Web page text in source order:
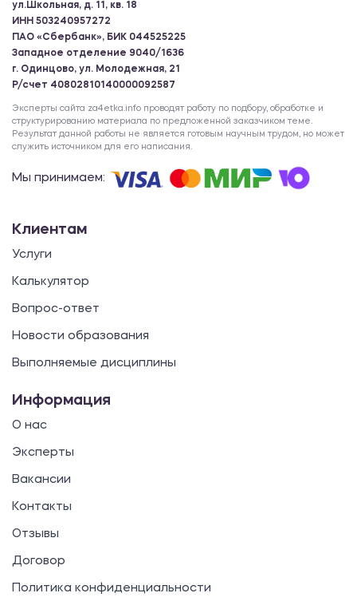
ул.Школьная, д. 11, кв. 18
ИНН 503240957272
ПАО «Сбербанк», БИК 044525225
Западное отделение 9040/1636
г. Одинцово, ул. Молодежная, 21
Р/счет 40802810140000092587
Эксперты сайта za4etka.info проводят работу по подбору, обработке и
структурированию материала по предложенной заказчиком теме.
Результат данной работы не является готовым научным трудом, но может
служить источником для его написания.
Мы принимаем:
Клиентам
Услуги
Калькулятор
Вопрос-ответ
Новости образования
Выполняемые дисциплины
Информация
О нас
Эксперты
Вакансии
Контакты
Отзывы
Договор
Политика конфиденциальности